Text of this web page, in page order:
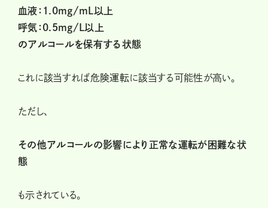
血液：1.0mg/mL以上
呼気：0.5mg/L以上
のアルコールを保有する状態
これに該当すれば危険運転に該当する可能性が高い。
ただし、
その他アルコールの影響により正常な運転が困難な状
態
も示されている。